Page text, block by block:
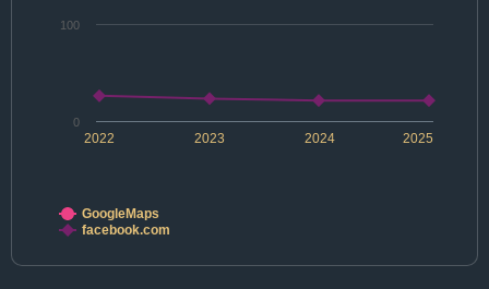
2022 2024
2023 2025
0
100
GoogleMaps
facebook.com